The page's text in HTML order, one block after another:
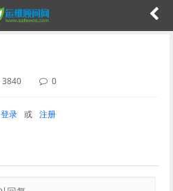
3840 0
登录 或 注册